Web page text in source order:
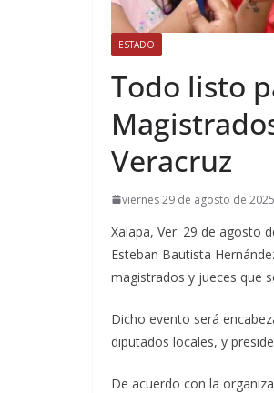
ESTADO
Todo listo
Veracruz
viernes 29 de agosto de 2025
Xalapa, Ver. 29 de agosto
Esteban Bautista
magistrados y jueces que
Dicho evento será
diputados locales, y
De acuerdo con la